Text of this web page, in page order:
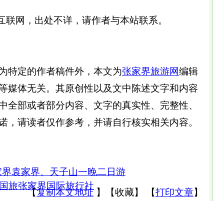
联网，出处不详，请作者与本站联系。
特定的作者稿件外，本文为张家界旅游网编辑
媒体无关。其原创性以及文中陈述文字和内容
全部或者部分内容、文字的真实性、完整性、
，请读者仅作参考，并请自行核实相关内容。
袁家界、天子山一晚二日游
旅张家界国际旅行社
【复制本文地址 】 【收藏】 【打印文章】